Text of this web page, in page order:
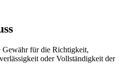
für die Richtigkeit,
oder Vollständigkeit der